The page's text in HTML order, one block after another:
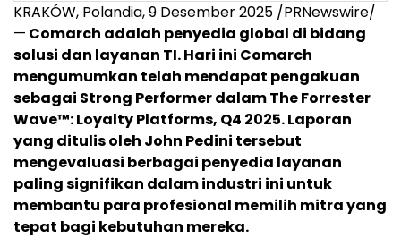
KRAKÓW, Polandia,9 Desember 2025 /PRNewswire/
— Comarch adalah penyedia global di bidang
solusi dan layanan TI. Hari ini Comarch
mengumumkan telah mendapat pengakuan
sebagai Strong Performer dalam The Forrester
Wave™: Loyalty Platforms, Q4 2025. Laporan
yang ditulis oleh John Pedini tersebut
mengevaluasi berbagai penyedia layanan
paling signifikan dalam industri ini untuk
membantu para profesional memilih mitra yang
tepat bagi kebutuhan mereka.